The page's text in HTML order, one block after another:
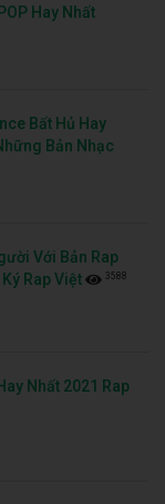
Hay Nhất
Bất Hủ Hay
Bản Nhạc
Với Bản Rap
Rap Việt
3588
Nhất 2021 Rap